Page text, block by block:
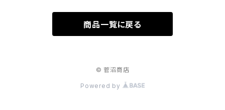
マルシェバッグ
商品一覧に戻る
© 菅沼商店
Powered by